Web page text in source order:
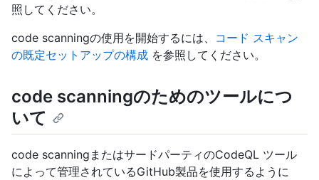
照してください。
code scanningの使用を開始するには、 コード スキャン
の既定セットアップの構成 を参照してください。
code scanningのためのツールにつ
いて
code scanningまたはサードパーティのCodeQL ツール
によって管理されているGitHub製品を使用するように